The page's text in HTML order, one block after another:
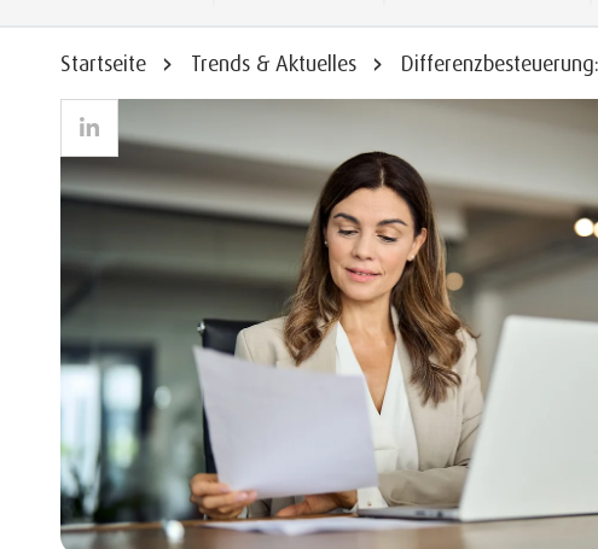
Startseite Trends & Aktuelles
LinkedIn